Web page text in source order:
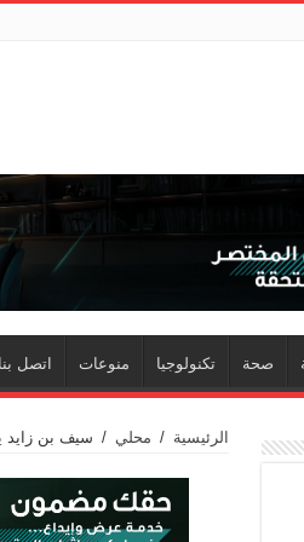
صحة تكنولوجيا منوعات اتصل بنا
الرئيسية / محلي / سيف بن زايد يشهد